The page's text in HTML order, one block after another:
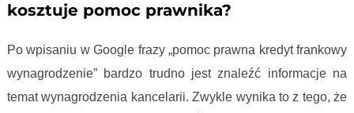
kosztuje pomoc prawnika?
Po wpisaniu w Google frazy „pomoc prawna kredyt frankowy
wynagrodzenie” bardzo trudno jest znaleźć informacje na
temat wynagrodzenia kancelarii. Zwykle wynika to z tego, że